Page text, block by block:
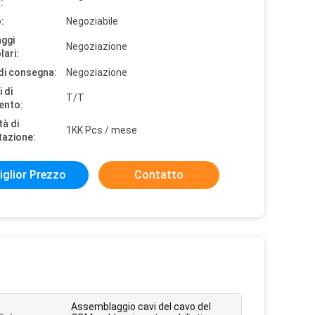
Negoziabile
Negoziazione
consegna:
Negoziazione
di
T/T
di
1KK Pcs / mese
Prezzo Contatto
Assemblaggio cavi del cavo del